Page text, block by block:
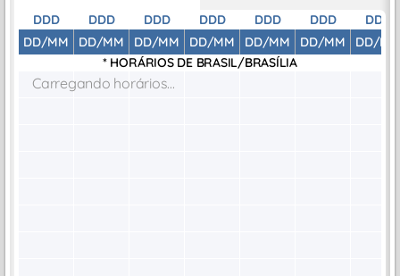
DDD
DD/MM
DDD
DD/MM
DDD
DD/MM
DDD
DD/MM
DDD
DD/MM
DDD
DD/MM
DDD
DD/MM
* HORÁRIOS DE BRASIL/BRASÍLIA
Carregando horários...